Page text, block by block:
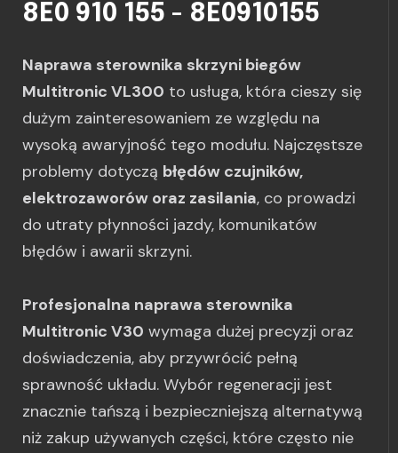
8E0 910 155 - 8E0910155
Naprawa sterownika skrzyni biegów
Multitronic VL300 to usługa, która cieszy się
dużym zainteresowaniem ze względu na
wysoką awaryjność tego modułu. Najczęstsze
problemy dotyczą błędów czujników,
elektrozaworów oraz zasilania, co prowadzi
do utraty płynności jazdy, komunikatów
błędów i awarii skrzyni.
Profesjonalna naprawa sterownika
Multitronic V30 wymaga dużej precyzji oraz
doświadczenia, aby przywrócić pełną
sprawność układu. Wybór regeneracji jest
znacznie tańszą i bezpieczniejszą alternatywą
niż zakup używanych części, które często nie